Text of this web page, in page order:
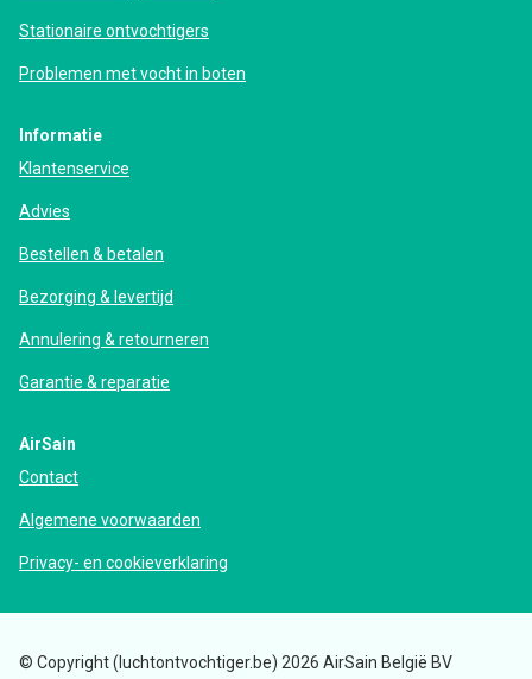
Stationaire ontvochtigers
Problemen met vocht in boten
Informatie
Klantenservice
Advies
Bestellen & betalen
Bezorging & levertijd
Annulering & retourneren
Garantie & reparatie
AirSain
Contact
Algemene voorwaarden
Privacy- en cookieverklaring
© Copyright (luchtontvochtiger.be) 2026 AirSain België BV